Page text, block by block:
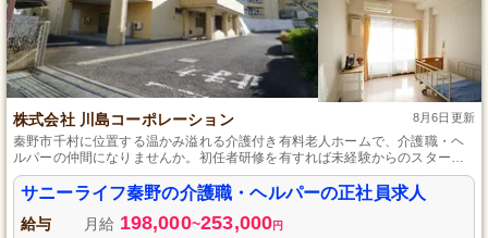
株式会社 川島コーポレーション 8月6日更新
秦野市千村に位置する温かみ溢れる介護付き有料老人ホームで、介護職・ヘ
ルパーの仲間になりませんか。初任者研修を有すれば未経験からのスタート
も歓迎ですし、経済的な安定とともに、キャリアアップも目指せる環境が整
っています。入居者様の心に安らぎと喜びを届ける仕事で、専門性を磨きな
がら社会貢献もできるやりがいを、ここ秦野市で感じてください。
サニーライフ秦野の介護職・ヘルパーの正社員求人
給与 月給 198,000~253,000円